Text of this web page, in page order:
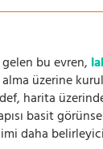
bu evren,
üzerine
harita
basit
daha